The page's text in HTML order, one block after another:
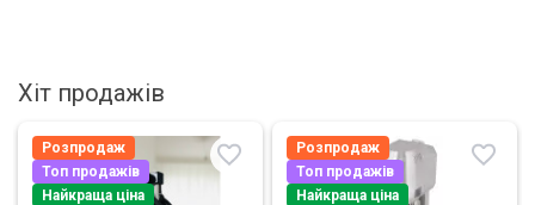
Хіт продажів
Розпродаж
Топ продажів
Найкраща ціна
Розпродаж
Топ продажів
Найкраща ціна